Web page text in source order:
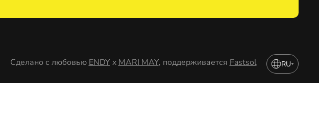
Сделано с любовью ENDY x MARI MAY, поддерживается Fastsol RU